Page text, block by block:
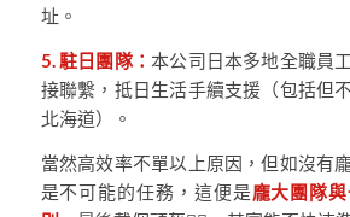
址。
5. 駐日團隊：本公司日本多地全職員
接聯繫，抵日生活手續支援（包括但
北海道）。
當然高效率不單以上原因，但如沒有
是不可能的任務，這便是龐大團隊